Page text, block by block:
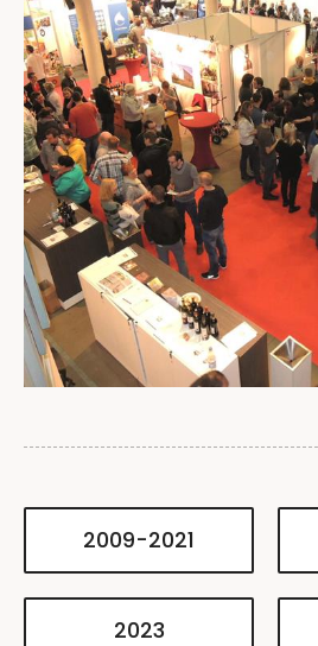
2009-2021
2023